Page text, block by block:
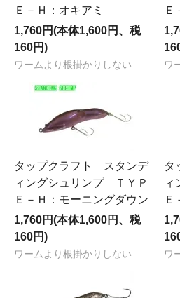
Ｅ－Ｈ：オキアミ
1,760円(本体1,600円、税
160円)
ワームより根掛かりしない
Ｅ
ワ
タップクラフト スタンデ
ィングシュリンプ ＴＹＰ
Ｅ－Ｈ：モーニングダウン
1,760円(本体1,600円、税
160円)
ワームより根掛かりしない
タ
ィ
Ｅ
ワ